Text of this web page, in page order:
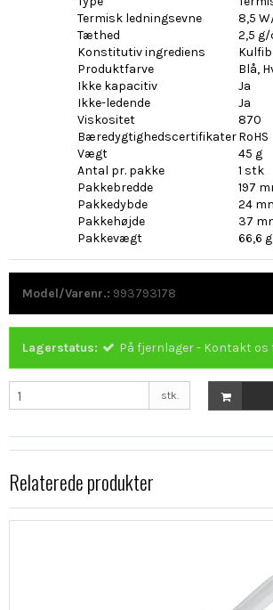
Termisk ledningsevne
8,5
Tæthed
2,5 g/
Konstitutiv ingrediens
Produktfarve
Blå,
Ikke kapacitiv
Ja
Ikke-ledende
Ja
Viskositet
870
BæredygtighedscertifikaterRoHS
Vægt
45 g
Antal pr. pakke
1 stk
Pakkebredde
197
Pakkedybde
24
Pakkehøjde
37
Pakkevægt
66,6 g
Model/Varenr.: 993793178
Lagerstatus: På fjernlager - Kontakt
stk.
Relaterede produkter